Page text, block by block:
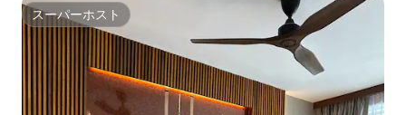
スーパーホスト
スーパーホスト